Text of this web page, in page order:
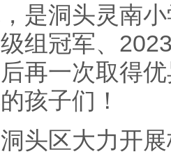
洞头灵南小
组冠军、
再一次取得
孩子们！
区大力开展